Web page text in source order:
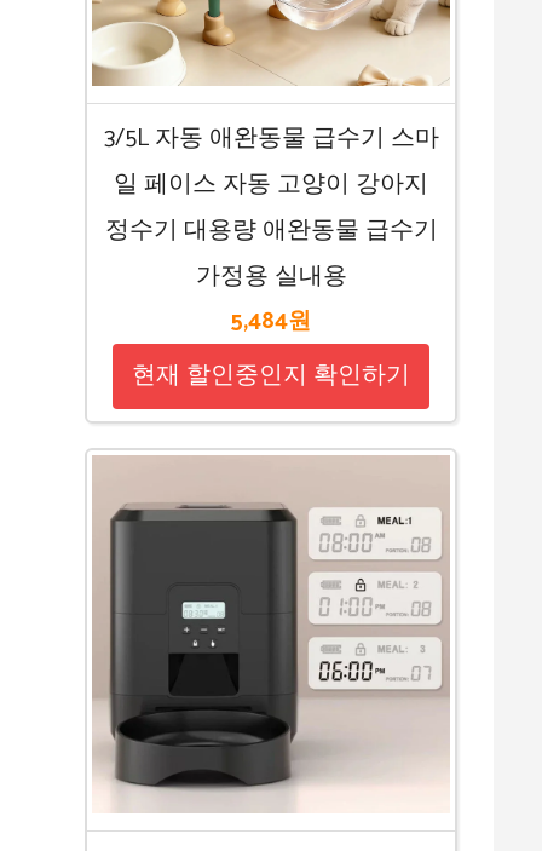
3/5L 자동 애완동물 급수기 스마
일 페이스 자동 고양이 강아지
정수기 대용량 애완동물 급수기
가정용 실내용
5,484원
현재 할인중인지 확인하기